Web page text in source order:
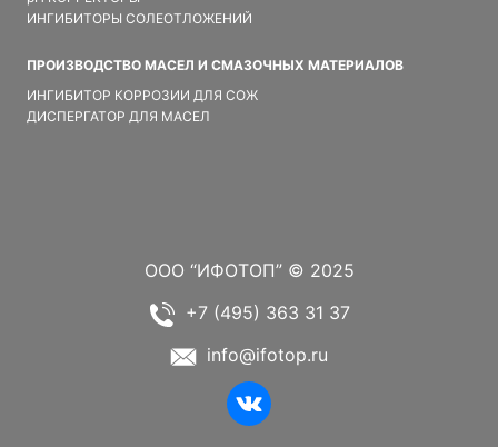
ИНГИБИТОРЫ СОЛЕОТЛОЖЕНИЙ
ПРОИЗВОДСТВО МАСЕЛ И СМАЗОЧНЫХ МАТЕРИАЛОВ
ИНГИБИТОР КОРРОЗИИ ДЛЯ СОЖ
ДИСПЕРГАТОР ДЛЯ МАСЕЛ
ООО “ИФОТОП” © 2025
+7 (495) 363 31 37
info@ifotop.ru